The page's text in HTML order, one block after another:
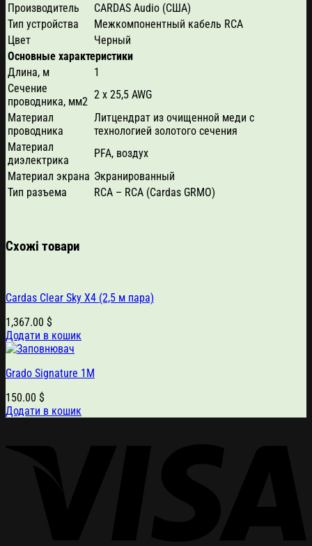
Производитель
CARDAS Audio (США)
Тип устройства
Межкомпонентный кабель RCA
Цвет
Черный
Основные характеристики
Длина, м
1
Сечение
проводника, мм2
2 x 25,5 AWG
Материал
проводника
Литцендрат из очищенной меди с
технологией золотого сечения
Материал
диэлектрика
PFA, воздух
Материал экрана Экранированный
Тип разъема
RCA – RCA (Cardas GRMO)
Схожі товари
Cardas Clear Sky X4 (2,5 м пара)
1,367.00 $
Додати в кошик
Grado Signature 1M
150.00 $
Додати в кошик